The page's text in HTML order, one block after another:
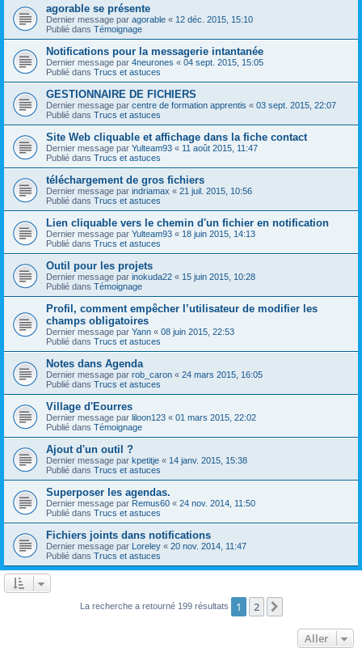
agorable se présente
Dernier message par agorable « 12 déc. 2015, 15:10
Publié dans Témoignage
Notifications pour la messagerie intantanée
Dernier message par 4neurones « 04 sept. 2015, 15:05
Publié dans Trucs et astuces
GESTIONNAIRE DE FICHIERS
Dernier message par centre de formation apprentis « 03 sept. 2015, 22:07
Publié dans Trucs et astuces
Site Web cliquable et affichage dans la fiche contact
Dernier message par Yulteam93 « 11 août 2015, 11:47
Publié dans Trucs et astuces
téléchargement de gros fichiers
Dernier message par indriamax « 21 juil. 2015, 10:56
Publié dans Trucs et astuces
Lien cliquable vers le chemin d'un fichier en notification
Dernier message par Yulteam93 « 18 juin 2015, 14:13
Publié dans Trucs et astuces
Outil pour les projets
Dernier message par inokuda22 « 15 juin 2015, 10:28
Publié dans Témoignage
Profil, comment empêcher l’utilisateur de modifier les
champs obligatoires
Dernier message par Yann « 08 juin 2015, 22:53
Publié dans Trucs et astuces
Notes dans Agenda
Dernier message par rob_caron « 24 mars 2015, 16:05
Publié dans Trucs et astuces
Village d'Eourres
Dernier message par liloon123 « 01 mars 2015, 22:02
Publié dans Témoignage
Ajout d'un outil ?
Dernier message par kpetitje « 14 janv. 2015, 15:38
Publié dans Trucs et astuces
Superposer les agendas.
Dernier message par Remus60 « 24 nov. 2014, 11:50
Publié dans Trucs et astuces
Fichiers joints dans notifications
Dernier message par Loreley « 20 nov. 2014, 11:47
Publié dans Trucs et astuces
La recherche a retourné 199 résultats 1 2
Aller